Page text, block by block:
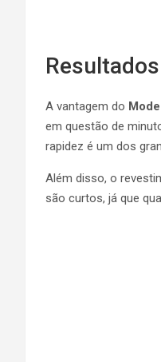
A vantagem do
em questão de
rapidez é um dos
Além disso, o
são curtos, já que